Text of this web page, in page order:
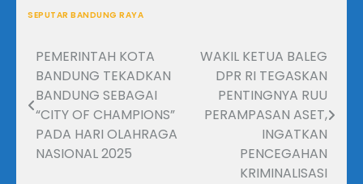
SEPUTAR BANDUNG RAYA
Navigasi
pos
PEMERINTAH KOTA
BANDUNG TEKADKAN
BANDUNG SEBAGAI
“CITY OF CHAMPIONS”
PADA HARI OLAHRAGA
NASIONAL 2025
WAKIL KETUA BALEG
DPR RI TEGASKAN
PENTINGNYA RUU
PERAMPASAN ASET,
INGATKAN
PENCEGAHAN
KRIMINALISASI